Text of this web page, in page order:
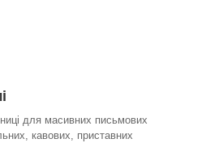
для масивних письмових
кавових, приставних